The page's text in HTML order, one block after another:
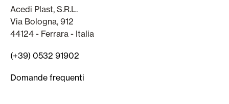
Acedi Plast, S.R.L.
Via Bologna, 912
44124 - Ferrara - Italia
(+39) 0532 91902
Domande frequenti